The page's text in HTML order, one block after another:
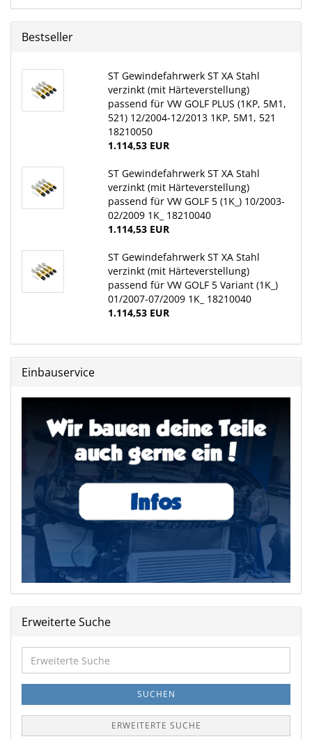
Bestseller
ST Gewindefahrwerk ST XA Stahl
verzinkt (mit Härteverstellung)
passend für VW GOLF PLUS (1KP, 5M1,
521) 12/2004-12/2013 1KP, 5M1, 521
18210050
1.114,53 EUR
ST Gewindefahrwerk ST XA Stahl
verzinkt (mit Härteverstellung)
passend für VW GOLF 5 (1K_) 10/2003-
02/2009 1K_ 18210040
1.114,53 EUR
ST Gewindefahrwerk ST XA Stahl
verzinkt (mit Härteverstellung)
passend für VW GOLF 5 Variant (1K_)
01/2007-07/2009 1K_ 18210040
1.114,53 EUR
Einbauservice
Erweiterte Suche
Suche
SUCHEN
ERWEITERTE SUCHE